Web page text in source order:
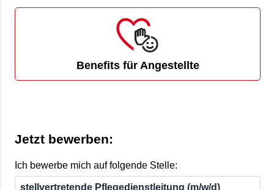
Benefits für Angestellte
Jetzt bewerben:
Ich bewerbe mich auf folgende Stelle:
stellvertretende Pflegedienstleitung (m/w/d)